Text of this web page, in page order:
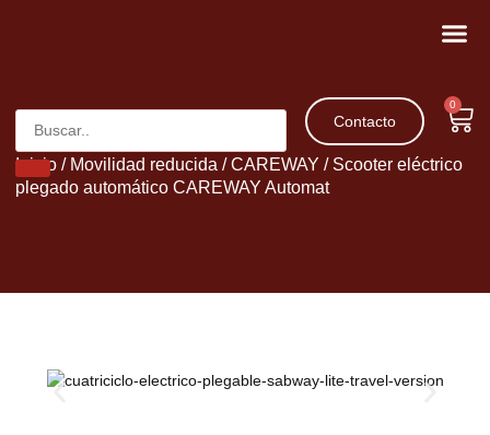
Contacto
0
Inicio / Movilidad reducida /CAREWAY / Scooter eléctrico
plegado automático CAREWAY Automat